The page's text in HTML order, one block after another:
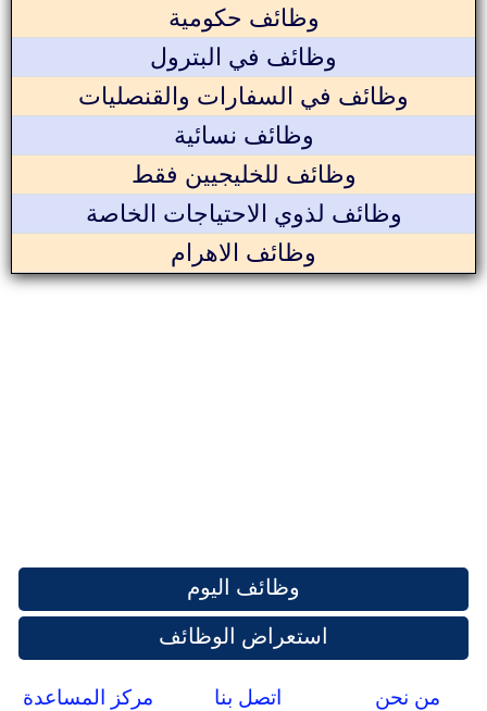
وظائف حكومية
وظائف في البترول
وظائف في السفارات والقنصليات
وظائف نسائية
وظائف للخليجيين فقط
وظائف لذوي الاحتياجات الخاصة
وظائف الاهرام
وظائف اليوم
استعراض الوظائف
من نحن اتصل بنا مركز المساعدة